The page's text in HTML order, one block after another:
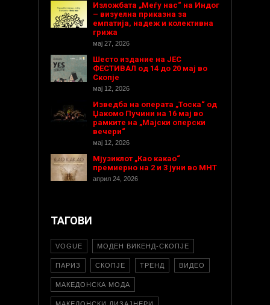
Изложбата „Меѓу нас“ на Индог
– визуелна приказна за
емпатија, надеж и колективна
грижа
мај 27, 2026
Шесто издание на ЈЕС
ФЕСТИВАЛ од 14 до 20 мај во
Скопје
мај 12, 2026
Изведба на операта „Тоска“ од
Џакомо Пучини на 16 мај во
рамките на „Мајски оперски
вечери“
мај 12, 2026
Мјузиклот „Као какао“
премиерно на 2 и 3 јуни во МНТ
април 24, 2026
ТАГОВИ
VOGUE МОДЕН ВИКЕНД-СКОПЈЕ
ПАРИЗ СКОПЈЕ ТРЕНД ВИДЕО
МАКЕДОНСКА МОДА